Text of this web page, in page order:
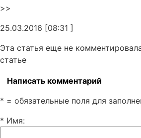
>>
25.03.2016 [08:31 ]
Эта статья еще не
статье
Написать комментарий
* = обязательные поля для
* Имя: